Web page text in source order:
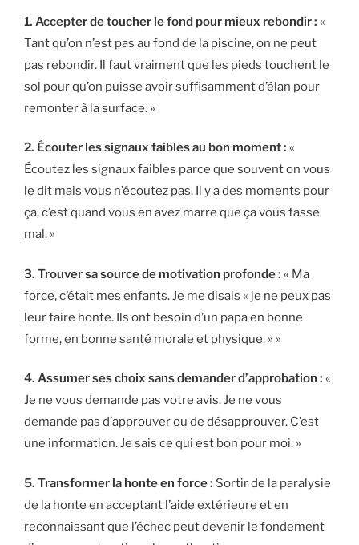
1. Accepter de toucher le fond pour mieux rebondir : «
Tant qu’on n’est pas au fond de la piscine, on ne peut
pas rebondir. Il faut vraiment que les pieds touchent le
sol pour qu’on puisse avoir suffisamment d’élan pour
remonter à la surface. »
2. Écouter les signaux faibles au bon moment : «
Écoutez les signaux faibles parce que souvent on vous
le dit mais vous n’écoutez pas. Il y a des moments pour
ça, c’est quand vous en avez marre que ça vous fasse
mal. »
3. Trouver sa source de motivation profonde : « Ma
force, c’était mes enfants. Je me disais « je ne peux pas
leur faire honte. Ils ont besoin d’un papa en bonne
forme, en bonne santé morale et physique. » »
4. Assumer ses choix sans demander d’approbation : «
Je ne vous demande pas votre avis. Je ne vous
demande pas d’approuver ou de désapprouver. C’est
une information. Je sais ce qui est bon pour moi. »
5. Transformer la honte en force : Sortir de la paralysie
de la honte en acceptant l’aide extérieure et en
reconnaissant que l’échec peut devenir le fondement